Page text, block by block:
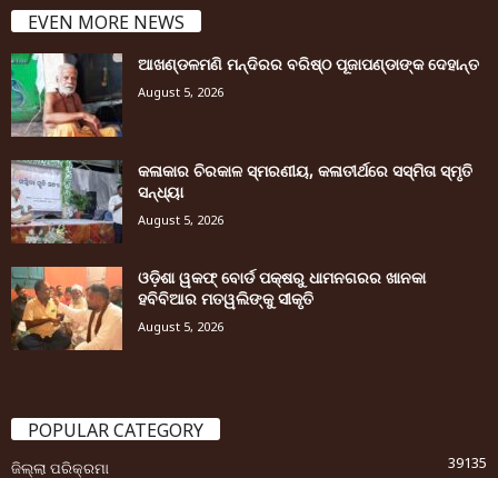
EVEN MORE NEWS
ଆଖଣ୍ଡଳମଣି ମନ୍ଦିରର ବରିଷ୍ଠ ପୂଜାପଣ୍ଡାଙ୍କ ଦେହାନ୍ତ
August 5, 2026
କଳାକାର ଚିରକାଳ ସ୍ମରଣୀୟ, କଳାତୀର୍ଥରେ ସସ୍ମିତା ସ୍ମୃତି
ସନ୍ଧ୍ୟା
August 5, 2026
ଓଡ଼ିଶା ୱକଫ୍ ବୋର୍ଡ ପକ୍ଷରୁ ଧାମନଗରର ଖାନକା
ହବିବିଆର ମତୱଲିଙ୍କୁ ସୀକୃତି
August 5, 2026
POPULAR CATEGORY
ଜିଲ୍ଲା ପରିକ୍ରମା 39135